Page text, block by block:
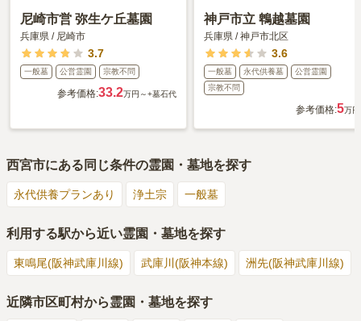
尼崎市営 弥生ケ丘墓園
兵庫県 / 尼崎市
3.7
一般墓 公営霊園 宗教不問
参考価格:33.2万円～+墓石代
神戸市立 鵯越墓園
兵庫県 /神戸市北区
3.6
一般墓 永代供養墓
公営霊園
宗教不問
参考価格:5万円
西宮市にある同じ条件の霊園・墓地を探す
永代供養プランあり 浄土宗 一般墓
利用する駅から近い霊園・墓地を探す
東鳴尾(阪神武庫川線) 武庫川(阪神本線) 洲先(阪神武庫川線)
近隣市区町村から霊園・墓地を探す